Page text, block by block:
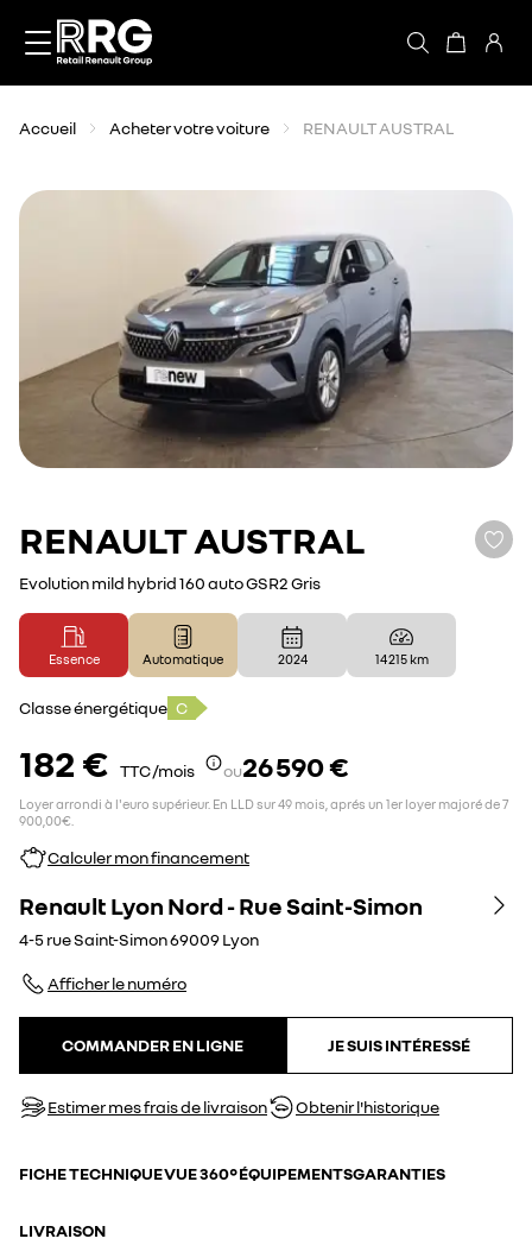
Accueil Acheter votre voiture RENAULT AUSTRAL
RENAULTAUSTRAL
Evolution mild hybrid 160 auto GSR2 Gris
Essence Automatique 2024 14 215 km
Classe énergétique C
182 € TTC /mois ou26 590 €
Loyer arrondi à l'euro supérieur. En LLD sur 49 mois, aprés un 1er loyer majoré de 7
900,00€.
Calculer mon financement
Renault Lyon Nord - Rue Saint-Simon
4-5 rue Saint-Simon69009Lyon
Afficher le numéro
COMMANDER EN LIGNE JE SUIS INTÉRESSÉ
Estimer mes frais de livraison Obtenir l'historique
FICHE TECHNIQUEVUE 360°ÉQUIPEMENTSGARANTIES
LIVRAISON